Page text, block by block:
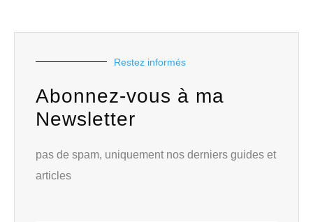
Restez informés
Abonnez-vous à ma
Newsletter
pas de spam, uniquement nos derniers guides et
articles